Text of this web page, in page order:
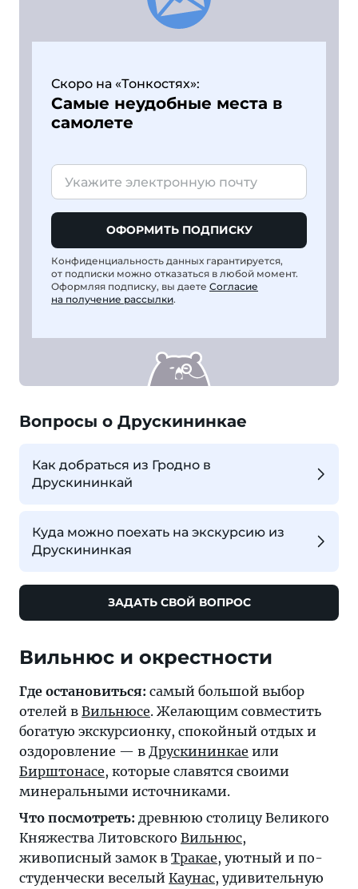
Скоро на «Тонкостях»:
Самые неудобные места в
самолете
ОФОРМИТЬ ПОДПИСКУ
Конфиденциальность данных гарантируется,
от подписки можно отказаться в любой момент.
Оформляя подписку, вы даете Согласие
на получение рассылки.
Вопросы о Друскининкае
Как добраться из Гродно в
Друскининкай
Куда можно поехать на экскурсию из
Друскининкая
ЗАДАТЬ СВОЙ ВОПРОС
Вильнюс и окрестности
Где остановиться: самый большой выбор
отелей в Вильнюсе. Желающим совместить
богатую экскурсионку, спокойный отдых и
оздоровление — в Друскининкае или
Бирштонасе, которые славятся своими
минеральными источниками.
Что посмотреть: древнюю столицу Великого
Княжества Литовского Вильнюс,
живописный замок в Тракае, уютный и по-
студенчески веселый Каунас, удивительную